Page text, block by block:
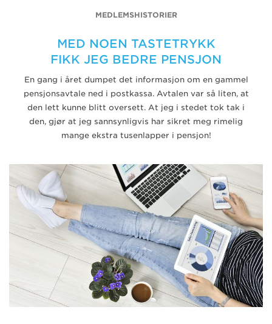
MEDLEMSHISTORIER
MED NOEN TASTETRYKK
FIKK JEG BEDRE PENSJON
En gang i året dumpet det informasjon om en gammel
pensjonsavtale ned i postkassa. Avtalen var så liten, at
den lett kunne blitt oversett. At jeg i stedet tok tak i
den, gjør at jeg sannsynligvis har sikret meg rimelig
mange ekstra tusenlapper i pensjon!